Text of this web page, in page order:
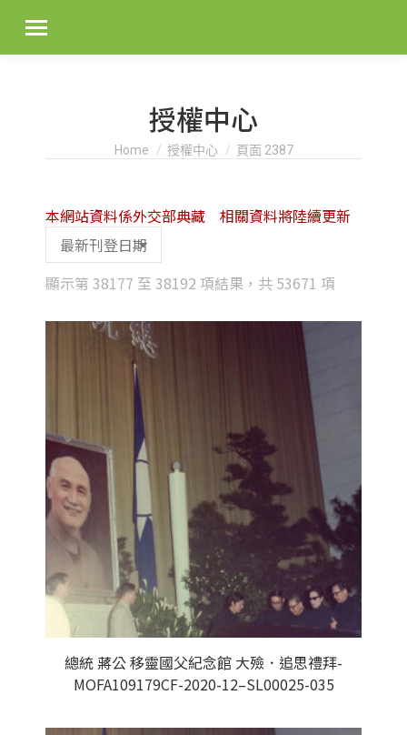
授權中心
You are here:
Home 授權中心 頁面 2387
顯示第 38177 至 38192 項結果，共 53671 項
latest
本網站資料係外交部典藏 相關資料將陸續更新
總統 蔣公 移靈國父紀念館 大殮．追思禮拜-
MOFA109179CF-2020-12–SL00025-035